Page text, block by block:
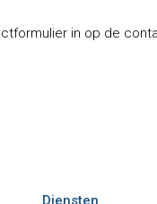
in op de
Diensten